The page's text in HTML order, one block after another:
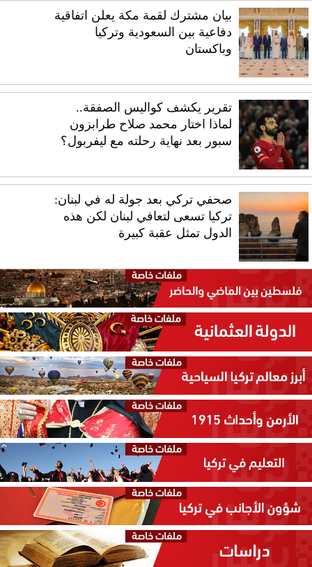
بيان مشترك لقمة مكة يعلن اتفاقية
دفاعية بين السعودية وتركيا
وباكستان
تقرير يكشف كواليس الصفقة..
لماذا اختار محمد صلاح طرابزون
سبور بعد نهاية رحلته مع ليفربول؟
صحفي تركي بعد جولة له في لبنان:
تركيا تسعى لتعافي لبنان لكن هذه
الدول تمثل عقبة كبيرة